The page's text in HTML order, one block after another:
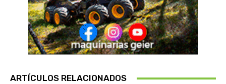
ARTÍCULOS RELACIONADOS